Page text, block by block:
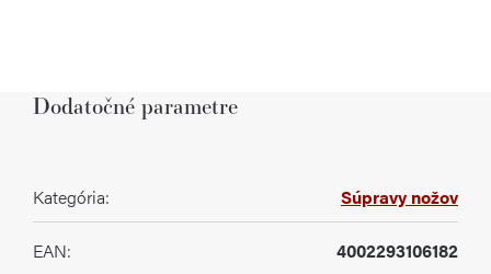
Dodatočné parametre
Kategória: Súpravy nožov
EAN: 4002293106182